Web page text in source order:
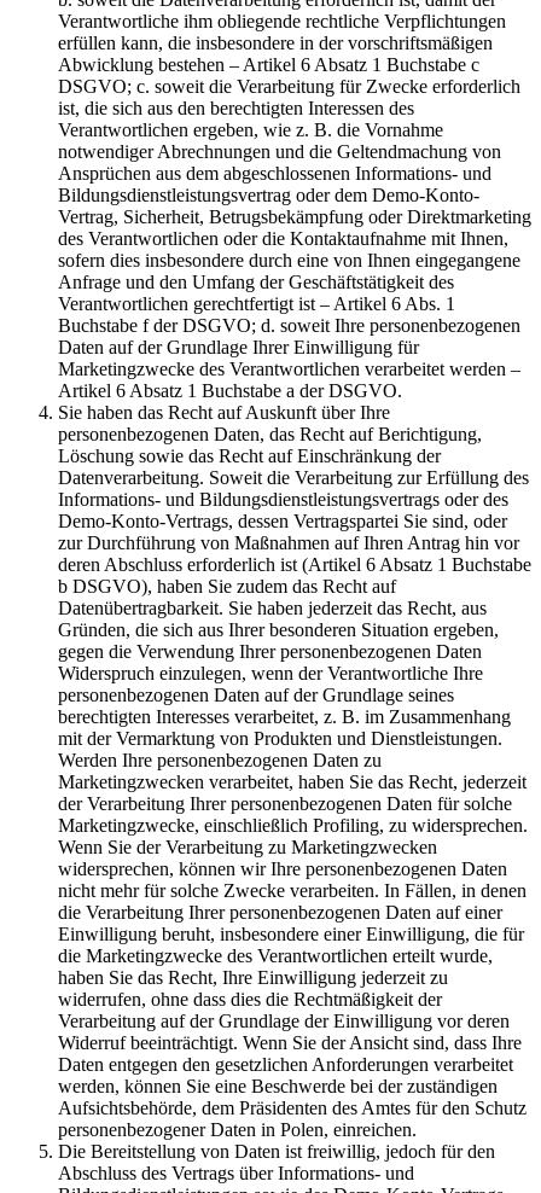
Verantwortliche ihm obliegende rechtliche Verpflichtungen
erfüllen kann, die insbesondere in der vorschriftsmäßigen
Abwicklung bestehen – Artikel 6 Absatz 1 Buchstabe c
DSGVO; c. soweit die Verarbeitung für Zwecke erforderlich
ist, die sich aus den berechtigten Interessen des
Verantwortlichen ergeben, wie z. B. die Vornahme
notwendiger Abrechnungen und die Geltendmachung von
Ansprüchen aus dem abgeschlossenen Informations- und
Bildungsdienstleistungsvertrag oder dem Demo-Konto-
Vertrag, Sicherheit, Betrugsbekämpfung oder Direktmarketing
des Verantwortlichen oder die Kontaktaufnahme mit Ihnen,
sofern dies insbesondere durch eine von Ihnen eingegangene
Anfrage und den Umfang der Geschäftstätigkeit des
Verantwortlichen gerechtfertigt ist – Artikel 6 Abs. 1
Buchstabe f der DSGVO; d. soweit Ihre personenbezogenen
Daten auf der Grundlage Ihrer Einwilligung für
Marketingzwecke des Verantwortlichen verarbeitet werden –
Artikel 6 Absatz 1 Buchstabe a der DSGVO.
Sie haben das Recht auf Auskunft über Ihre
personenbezogenen Daten, das Recht auf Berichtigung,
Löschung sowie das Recht auf Einschränkung der
Datenverarbeitung. Soweit die Verarbeitung zur Erfüllung des
Informations- und Bildungsdienstleistungsvertrags oder des
Demo-Konto-Vertrags, dessen Vertragspartei Sie sind, oder
zur Durchführung von Maßnahmen auf Ihren Antrag hin vor
deren Abschluss erforderlich ist (Artikel 6 Absatz 1 Buchstabe
b DSGVO), haben Sie zudem das Recht auf
Datenübertragbarkeit. Sie haben jederzeit das Recht, aus
Gründen, die sich aus Ihrer besonderen Situation ergeben,
gegen die Verwendung Ihrer personenbezogenen Daten
Widerspruch einzulegen, wenn der Verantwortliche Ihre
personenbezogenen Daten auf der Grundlage seines
berechtigten Interesses verarbeitet, z. B. im Zusammenhang
mit der Vermarktung von Produkten und Dienstleistungen.
Werden Ihre personenbezogenen Daten zu
Marketingzwecken verarbeitet, haben Sie das Recht, jederzeit
der Verarbeitung Ihrer personenbezogenen Daten für solche
Marketingzwecke, einschließlich Profiling, zu widersprechen.
Wenn Sie der Verarbeitung zu Marketingzwecken
widersprechen, können wir Ihre personenbezogenen Daten
nicht mehr für solche Zwecke verarbeiten. In Fällen, in denen
die Verarbeitung Ihrer personenbezogenen Daten auf einer
Einwilligung beruht, insbesondere einer Einwilligung, die für
die Marketingzwecke des Verantwortlichen erteilt wurde,
haben Sie das Recht, Ihre Einwilligung jederzeit zu
widerrufen, ohne dass dies die Rechtmäßigkeit der
Verarbeitung auf der Grundlage der Einwilligung vor deren
Widerruf beeinträchtigt. Wenn Sie der Ansicht sind, dass Ihre
Daten entgegen den gesetzlichen Anforderungen verarbeitet
werden, können Sie eine Beschwerde bei der zuständigen
Aufsichtsbehörde, dem Präsidenten des Amtes für den Schutz
personenbezogener Daten in Polen, einreichen.
Die Bereitstellung von Daten ist freiwillig, jedoch für den
Abschluss des Vertrags über Informations- und